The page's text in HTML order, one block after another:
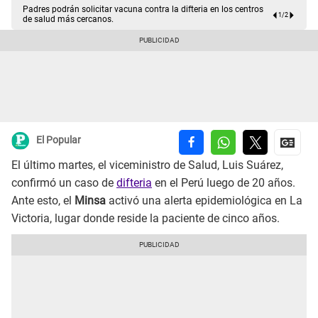
Padres podrán solicitar vacuna contra la difteria en los centros
de salud más cercanos.
1/2
El Popular
El último martes, el viceministro de Salud, Luis Suárez,
confirmó un caso de difteria en el Perú luego de 20 años.
Ante esto, el Minsa activó una alerta epidemiológica en La
Victoria, lugar donde reside la paciente de cinco años.